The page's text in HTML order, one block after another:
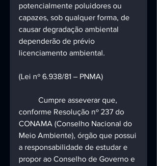
potencialmente poluidores ou
capazes, sob qualquer forma, de
causar degradação ambiental
dependerão de prévio
licenciamento ambiental.
(Lei nº 6.938/81 – PNMA)
conforme Resolução nº 237 do
CONAMA (Conselho Nacional do
Meio Ambiente), órgão que possui
a responsabilidade de estudar e
propor ao Conselho de Governo e